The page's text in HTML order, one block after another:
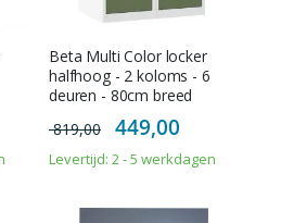
Beta Multi Color locker
halfhoog - 2 koloms - 6
deuren - 80cm breed
819,00
Special
Price
449,00
Levertijd: 2 - 5 werkdagen